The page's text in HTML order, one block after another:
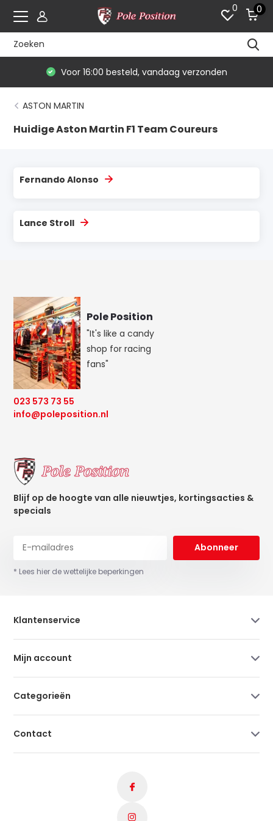
0 0
Voor 16:00 besteld, vandaag verzonden
ASTON MARTIN
Huidige Aston Martin F1 Team Coureurs
Fernando Alonso
Lance Stroll
Pole Position
"It's like a candy
shop for racing
fans"
023 573 73 55
info@poleposition.nl
Blijf op de hoogte van alle nieuwtjes, kortingsacties &
specials
Abonneer
* Lees hier de wettelijke beperkingen
Klantenservice
Mijn account
Categorieën
Contact